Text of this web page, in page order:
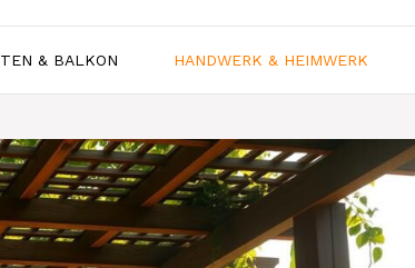
& BALKON HANDWERK & HEIMWERK